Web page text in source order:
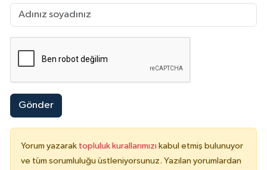
Gönder
Yorum yazarak topluluk kurallarımızı kabul etmiş bulunuyor
ve tüm sorumluluğu üstleniyorsunuz. Yazılan yorumlardan